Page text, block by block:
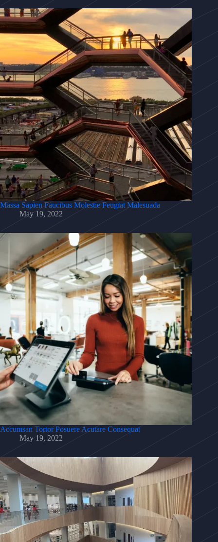
Massa Sapien Faucibus Molestie Feugiat Malesuada
May 19, 2022
Accumsan Tortor Posuere Acutare Consequat
May 19, 2022